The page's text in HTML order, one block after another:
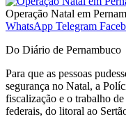
Operação Natal em
WhatsApp Telegram
Do Diário de Pernambuco
Para que as pessoas
segurança no Natal, a
fiscalização e o trabalho
federais, do litoral ao